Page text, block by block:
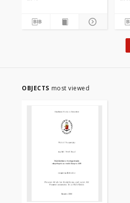
OBJECTS most viewed